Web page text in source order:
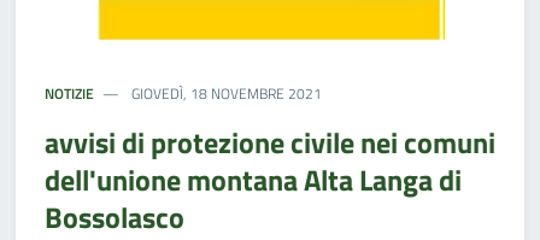
NOTIZIE GIOVEDÌ, 18 NOVEMBRE 2021
avvisi di protezione civile nei comuni
dell'unione montana Alta Langa di
Bossolasco